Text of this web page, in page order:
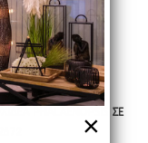
PHALAENOPSIS ΣΕ
ΚΑΣΠΩ 28ΕΚ
PHALAENOPSIS ΣΕ
ΚΕΡΑΜΙΚΟ ΚΑΣΠΩ 28ΕΚ
×